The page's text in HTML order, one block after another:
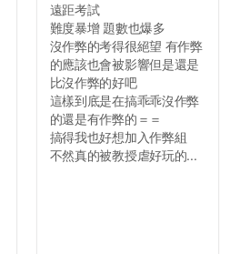
遠距考試
難度暴增 題數也爆多
沒作弊的考得很絕望 有作弊
的應該也會被影響但是還是
比沒作弊的好吧
這樣到底是在搞乖乖沒作弊
的還是有作弊的＝＝
搞得我也好想加入作弊組
不然真的被教授虐好玩的...